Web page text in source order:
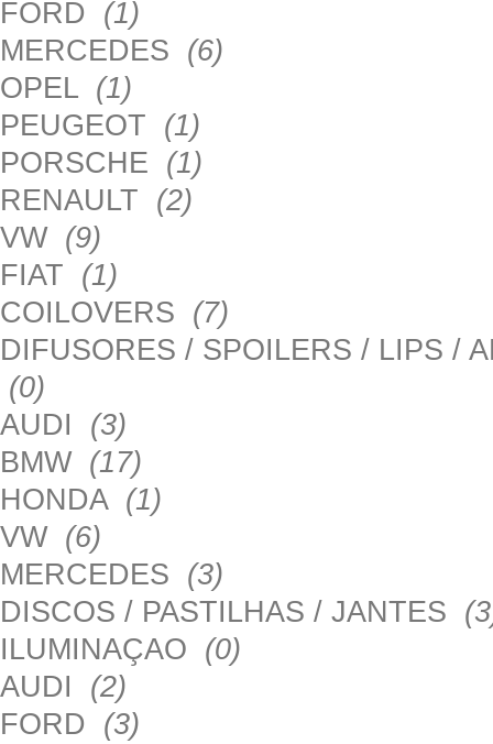
FORD (1)
MERCEDES (6)
OPEL (1)
PEUGEOT (1)
PORSCHE (1)
RENAULT (2)
VW (9)
FIAT (1)
COILOVERS (7)
DIFUSORES / SPOILERS / LIPS /
(0)
AUDI (3)
BMW (17)
HONDA (1)
VW (6)
MERCEDES (3)
DISCOS / PASTILHAS / JANTES
ILUMINAÇAO (0)
AUDI (2)
FORD (3)